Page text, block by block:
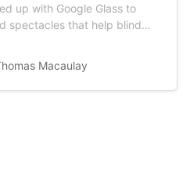
up with Google Glass to
spectacles that help blind
of people, belongings,
speaks about them out
boo…
Macaulay